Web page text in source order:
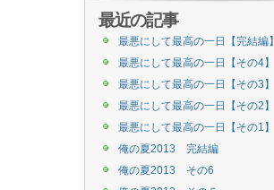
最近の記事
最悪にして最高の一日【完結編】
最悪にして最高の一日【その4】
最悪にして最高の一日【その3】
最悪にして最高の一日【その2】
最悪にして最高の一日【その1】
俺の夏2013 完結編
俺の夏2013 その6